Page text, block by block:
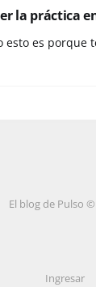
la práctica
esto es porque
El blog de Pulso
Ingresar